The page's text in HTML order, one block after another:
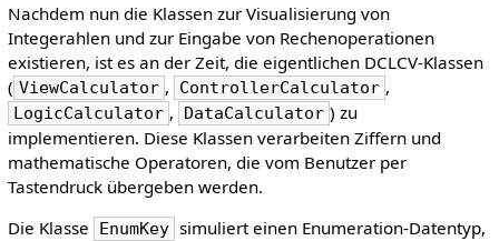
Nachdem nun die Klassen zur Visualisierung von
Integerahlen und zur Eingabe von Rechenoperationen
existieren, ist es an der Zeit, die eigentlichen DCLCV-Klassen
( ViewCalculator , ControllerCalculator ,
LogicCalculator , DataCalculator ) zu
implementieren. Diese Klassen verarbeiten Ziffern und
mathematische Operatoren, die vom Benutzer per
Tastendruck übergeben werden.
Die Klasse
EnumKey simuliert einen Enumeration-Datentyp,